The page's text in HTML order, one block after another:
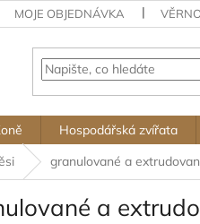
MOJE OBJEDNÁVKA
Hospodářská zvířata
granulované a
a